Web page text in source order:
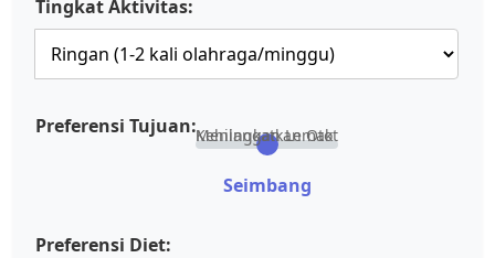
Tingkat Aktivitas:
Preferensi Tujuan:Kehilangan Lemak
Meningkatkan Otot
Seimbang
Preferensi Diet: